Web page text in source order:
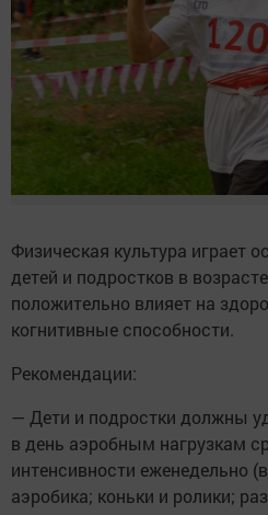
Физическая культура играет
детей и подростков в
положительно влияет на
когнитивные способности.
Рекомендации:
— Дети и подростки должны
в день аэробным нагрузкам
интенсивности еженедельно
аэробика; коньки и ролики;